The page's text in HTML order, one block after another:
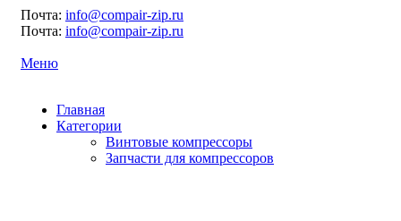
Почта: info@compair-zip.ru
Почта: info@compair-zip.ru
Меню
Главная
Категории
Винтовые компрессоры
Запчасти для компрессоров